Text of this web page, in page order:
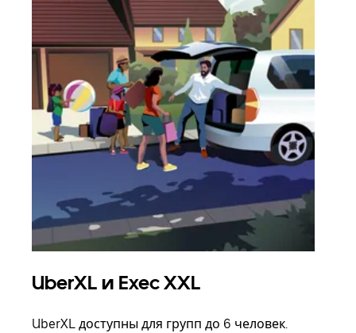
UberXL и Exec XXL
UberXL доступны для групп до 6 человек.